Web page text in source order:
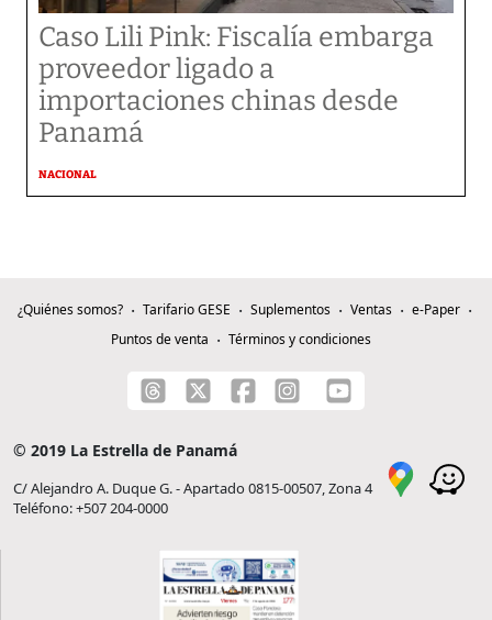
Caso Lili Pink: Fiscalía embarga
proveedor ligado a
importaciones chinas desde
Panamá
NACIONAL
¿Quiénes somos? Tarifario GESE Suplementos Ventas
e-Paper
Puntos de venta
Términos y condiciones
© 2019 La Estrella de Panamá
C/ Alejandro A. Duque G. - Apartado 0815-00507, Zona 4
Teléfono: +507 204-0000